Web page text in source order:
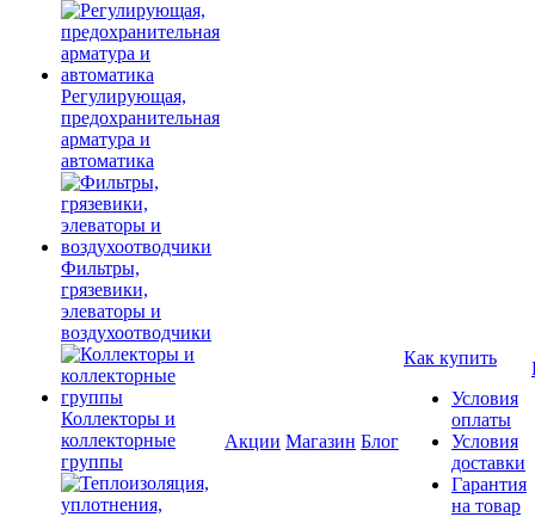
Регулирующая,
предохранительная
арматура и
автоматика
Фильтры,
грязевики,
элеваторы и
воздухоотводчики
Коллекторы и
коллекторные
группы
Акции Магазин Блог
Как купить
Условия
оплаты
Условия
доставки
Гарантия
на товар